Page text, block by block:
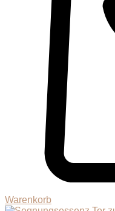
Warenkorb